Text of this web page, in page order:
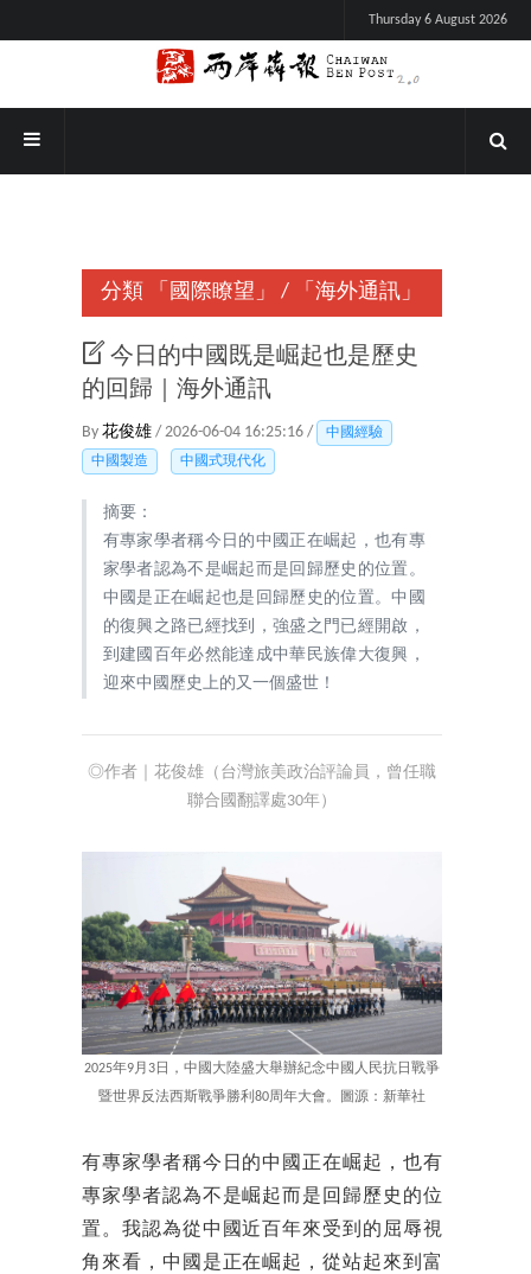
Thursday 6 August 2026
分類 「國際瞭望」 / 「海外通訊」
今日的中國既是崛起也是歷史
的回歸｜海外通訊
By 花俊雄 / 2026-06-04 16:25:16 /
中國經驗
中國製造
中國式現代化
摘要：
有專家學者稱今日的中國正在崛起，也有專
家學者認為不是崛起而是回歸歷史的位置。
中國是正在崛起也是回歸歷史的位置。中國
的復興之路已經找到，強盛之門已經開啟，
到建國百年必然能達成中華民族偉大復興，
迎來中國歷史上的又一個盛世！
◎作者｜花俊雄（台灣旅美政治評論員，曾任職
聯合國翻譯處30年）
2025年9月3日，中國大陸盛大舉辦紀念中國人民抗日戰爭
暨世界反法西斯戰爭勝利80周年大會。圖源：新華社
有專家學者稱今日的中國正在崛起，也有
專家學者認為不是崛起而是回歸歷史的位
置。我認為從中國近百年來受到的屈辱視
角來看，中國是正在崛起，從站起來到富